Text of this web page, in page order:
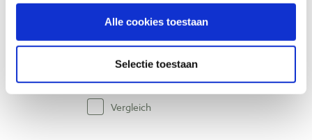
Alle cookies toestaan
Selectie toestaan
multivorm 45 mm
Produktnummer: 28085
€ 26,55 inkl. MwSt
€ 21,94 ohne MwSt
Auf Lager
Vergleich